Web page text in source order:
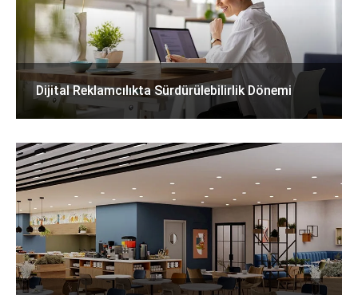
Dijital Reklamcılıkta Sürdürülebilirlik Dönemi